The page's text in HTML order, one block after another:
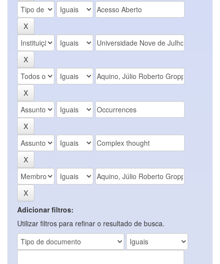
Adicionar filtros:
Utilizar filtros para refinar o resultado de busca.